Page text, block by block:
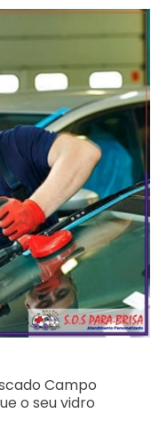
Campo
o seu vidro